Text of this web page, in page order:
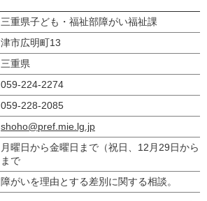
三重県子ども・福祉部障がい福祉課
津市広明町13
三重県
059-224-2274
059-228-2085
shoho@pref.mie.lg.jp
月曜日から金曜日まで（祝日、12月29日から
まで
障がいを理由とする差別に関する相談。